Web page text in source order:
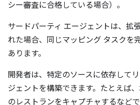
シー審査に合格している場合）。
サードパーティ エージェントは、拡
れた場合、同じマッピング タスクを
あります。
開発者は、特定のソースに依存して
ジェントを構築できます。たとえば
のレストランをキャプチャするなど